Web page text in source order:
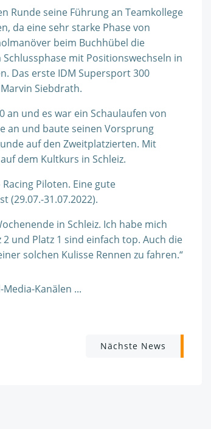
Runde seine Führung an Teamkollege
da eine sehr starke Phase von
beim Buchhübel die
mit Positionswechseln in
Das erste IDM Supersport 300
Siebdrath.
an und es war ein Schaulaufen von
an und baute seinen Vorsprung
auf den Zweitplatzierten. Mit
dem Kultkurs in Schleiz.
Piloten. Eine gute
(29.07.-31.07.2022).
in Schleiz. Ich habe mich
und Platz 1 sind einfach top. Auch die
solchen Kulisse Rennen zu fahren.“
Kanälen ...
Nächste News